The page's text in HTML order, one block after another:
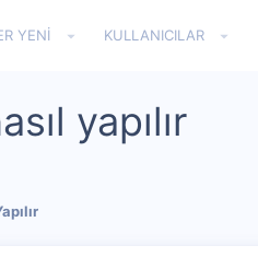
YENI KULLANICILAR
yapılır